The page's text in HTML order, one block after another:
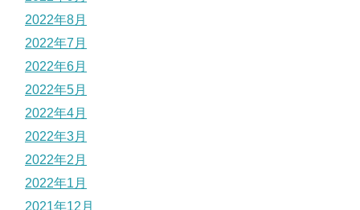
2022年8月
2022年7月
2022年6月
2022年5月
2022年4月
2022年3月
2022年2月
2022年1月
2021年12月